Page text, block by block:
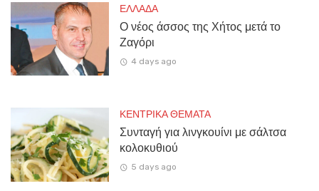
ΕΛΛΑΔΑ
Ο νέος άσσος της Χήτος μετά το
Ζαγόρι
4 days ago
ΚΕΝΤΡΙΚΑ ΘΕΜΑΤΑ
Συνταγή για λινγκουίνι με σάλτσα
κολοκυθιού
5 days ago